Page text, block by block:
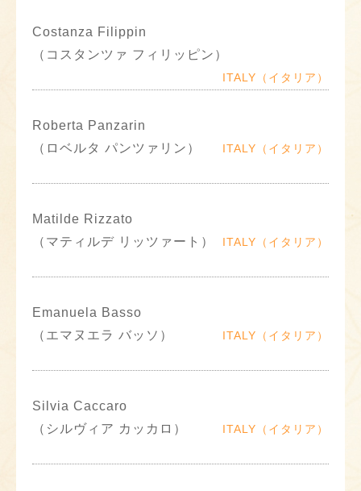
Costanza Filippin
（コスタンツァ フィリッピン）
ITALY（イタリア）
Roberta Panzarin
（ロベルタ パンツァリン）
ITALY（イタリア）
Matilde Rizzato
（マティルデ リッツァート）
ITALY（イタリア）
Emanuela Basso
（エマヌエラ バッソ）
ITALY（イタリア）
Silvia Caccaro
（シルヴィア カッカロ）
ITALY（イタリア）